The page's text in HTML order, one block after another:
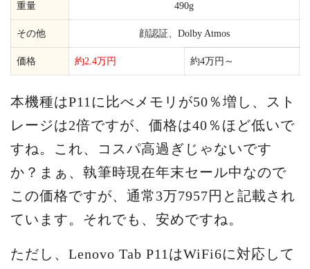
重量 490g
その他 顔認証、Dolby Atmos
価格 約2.4万円 約4万円～
本機種はP11に比べメモリが50％増し、スト
レージは2倍ですが、価格は40％ほど低いで
すね。これ、コスパ高過ぎじゃないです
か？まぁ、執筆時現在年末セール中なので
この価格ですが、通常3万7957円と記載され
ています。それでも、安めですね。
ただし、Lenovo Tab P11はWiFi6に対応して